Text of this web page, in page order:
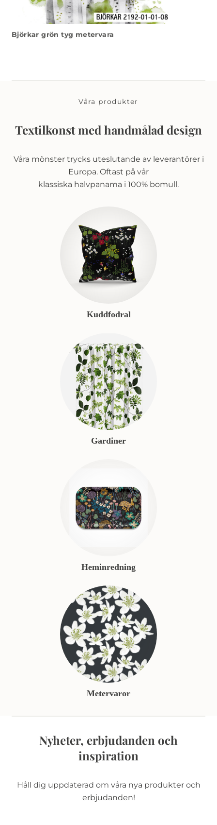
Björkar grön tyg metervara
Våra produkter
Textilkonst med handmålad design
Våra mönster trycks uteslutande av leverantörer i
Europa. Oftast på vår
klassiska halvpanama i 100% bomull.
Kuddfodral
Gardiner
Heminredning
Metervaror
Nyheter, erbjudanden och
inspiration
Håll dig uppdaterad om våra nya produkter och
erbjudanden!